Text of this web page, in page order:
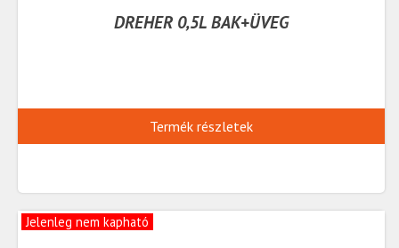
DREHER 0,5L BAK+ÜVEG
Termék részletek
Jelenleg nem kapható